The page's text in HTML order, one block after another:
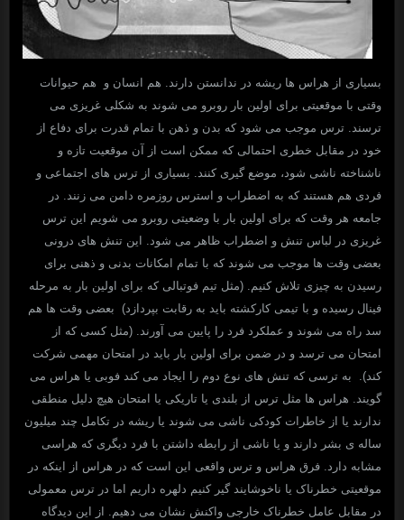
بسیاری از هراس ها ریشه در ندانستن دارند. هم انسان و هم حیوانات
وقتی با موقعیتی برای اولین بار روبرو می شوند به شکلی غریزی می
ترسند. ترس موجب می شود که بدن و ذهن با تمام قدرت برای دفاع از
خود در مقابل خطری احتمالی که ممکن است از آن موقعیت تازه و
ناشناخته ناشی شود، موضع گیری کنند. بسیاری از ترس های اجتماعی و
فردی هم هستند که به اضطراب و استرس روزمره دامن می زنند. در
جامعه هر وقت که برای اولین بار با وضعیتی روبرو می شویم این ترس
غریزی در لباس تنش و اضطراب ظاهر می شود. این تنش های درونی
بعضی وقت ها موجب می شوند که با تمام امکانات بدنی و ذهنی برای
رسیدن به چیزی تلاش کنیم. (مثل تیم فوتبالی که برای اولین بار به مرحله
فینال رسیده و با تیمی کارکشته باید به رقابت بپردازد) بعضی وقت ها هم
سد راه می شوند و عملکرد فرد را پایین می آورند. (مثل کسی که از
امتحان می ترسد و در ضمن برای اولین بار باید در امتحان مهمی شرکت
کند). به ترسی که تنش های نوع دوم را ایجاد می کند فوبی یا هراس می
گویند. هراس ها مثل ترس از بلندی یا تاریکی یا امتحان هیچ دلیل منطقی
ندارند یا از خاطرات کودکی ناشی می شوند یا ریشه در تکامل چند میلیون
ساله ی بشر دارند و یا ناشی از رابطه داشتن با فرد دیگری که هراسی
مشابه دارد. فرق هراس و ترس واقعی این است که در هراس از اینکه در
موقعیتی خطرناک یا ناخوشایند گیر کنیم دلهره داریم اما در ترس معمولی
در مقابل عامل خطرناک خارجی واکنش نشان می دهیم. از این دیدگاه